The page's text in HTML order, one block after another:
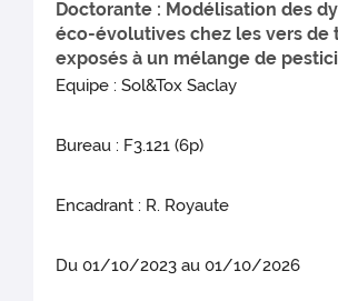
Doctorante : Modélisation des
éco-évolutives chez les vers de
exposés à un mélange de
Equipe : Sol&Tox Saclay
Bureau : F3.121 (6p)
Encadrant : R. Royaute
Du 01/10/2023 au 01/10/2026